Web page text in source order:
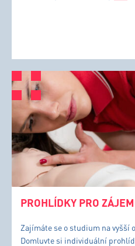
PROHLÍDKY PRO
Zajímáte se o studium na vyšší
Domluvte si individuální